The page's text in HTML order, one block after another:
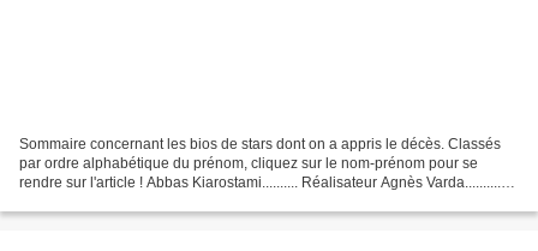
Sommaire concernant les bios de stars dont on a appris le décès. Classés
par ordre alphabétique du prénom, cliquez sur le nom-prénom pour se
rendre sur l'article ! Abbas Kiarostami.......... Réalisateur Agnès Varda..........